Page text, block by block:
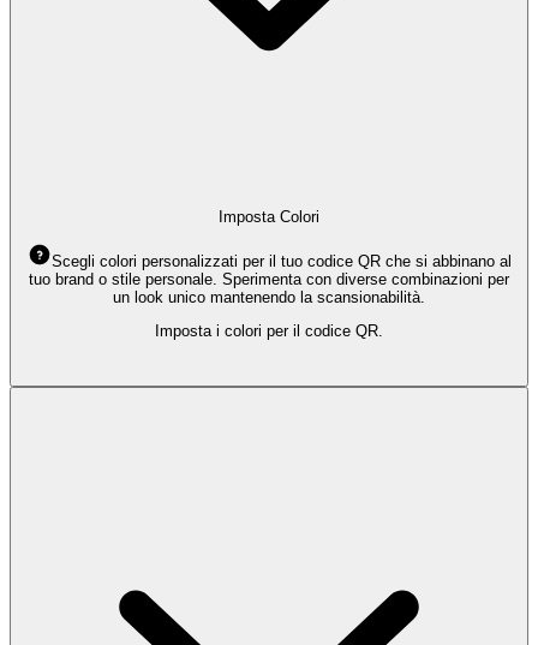
Imposta Colori
Scegli colori personalizzati per il tuo codice QR che si abbinano al
tuo brand o stile personale. Sperimenta con diverse combinazioni per
un look unico mantenendo la scansionabilità.
Imposta i colori per il codice QR.